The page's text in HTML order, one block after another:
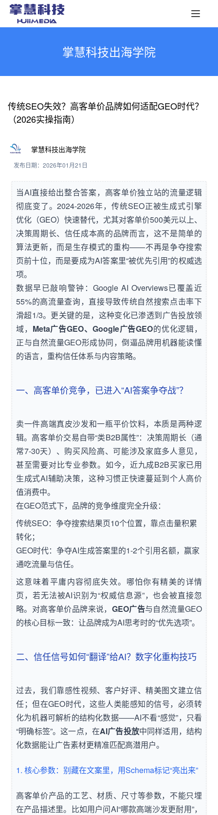
掌慧科技出海学院
传统SEO失效？高客单价品牌如何适配GEO时代？
（2026实操指南）
掌慧科技出海学院
发布日期：2026年01月21日
当AI直接给出整合答案，高客单价独立站的流量逻辑
彻底变了。2024-2026年，传统SEO正被生成式引擎
优化（GEO）快速替代，尤其对客单价500美元以上、
决策周期长、信任成本高的品牌而言，这不是简单的
算法更新，而是生存模式的重构——不再是争夺搜索
页前十位，而是要成为AI答案里“被优先引用”的权威选
项。
数据早已敲响警钟：Google AI Overviews已覆盖近
55%的高流量查询，直接导致传统自然搜索点击率下
滑超1/3。更关键的是，这种变化已渗透到广告投放领
域， Meta广告GEO、Google广告GEO的优化逻辑，
正与自然流量GEO形成协同，倒逼品牌用机器能读懂
的语言，重构信任体系与内容策略。
一、高客单价竞争，已进入“AI答案争夺战”？
卖一件高端真皮沙发和一瓶平价饮料，本质是两种逻
辑。高客单价交易自带“类B2B属性”：决策周期长（通
常7-30天）、购买风险高、可能涉及家庭多人意见，
甚至需要对比专业参数。如今，近九成B2B买家已用
生成式AI辅助决策，这种习惯正快速蔓延到个人高价
值消费中。
在GEO范式下，品牌的竞争维度完全升级：
传统SEO：争夺搜索结果页10个位置，靠点击量积累
转化；
GEO时代：争夺AI生成答案里的1-2个引用名额，赢家
通吃流量与信任。
这意味着平庸内容彻底失效。哪怕你有精美的详情
页，若无法被AI识别为“权威信息源”，也会被直接忽
略。对高客单价品牌来说， GEO广告与自然流量GEO
的核心目标一致：让品牌成为AI思考时的“优先选项”。
二、信任信号如何“翻译”给AI？数字化重构技巧
过去，我们靠感性视频、客户好评、精美图文建立信
任；但在GEO时代，这些人类能感知的信号，必须转
化为机器可解析的结构化数据——AI不看“感觉”，只看
“明确标签”。这一点，在AI广告投放中同样适用，结构
化数据能让广告素材更精准匹配高潜用户。
1. 核心参数：别藏在文案里，用Schema标记“亮出来”
高客单价产品的工艺、材质、尺寸等参数，不能只埋
在产品描述里。比如用户问AI“哪款高端沙发更耐用”，